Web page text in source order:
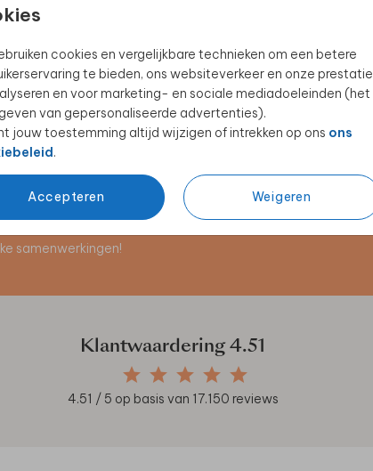
cookies en vergelijkbare technieken om een betere
te bieden, ons websiteverkeer en onze
en voor marketing- en sociale mediadoeleinden (het
van gepersonaliseerde advertenties).
jouw toestemming altijd wijzigen of intrekken op ons ons
.
Accepteren Weigeren
NAAMKAARTJES TONY'S CHOCOLONELY
samenwerkingen!
Klantwaardering4.51
4.51 / 5 op basis van 17.150 reviews